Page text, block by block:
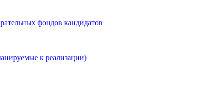
фондов кандидатов
к реализации)